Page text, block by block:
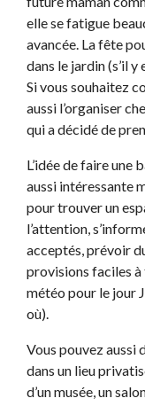
elle se fatigue
avancée. La fête
dans le jardin (s’il
Si vous souhaitez
aussi l’organiser
qui a décidé de
L’idée de faire une
aussi intéressante
pour trouver un
l’attention,
acceptés, prévoir
provisions faciles
météo pour le jour
où).
Vous pouvez aussi
dans un lieu
d’un musée, un